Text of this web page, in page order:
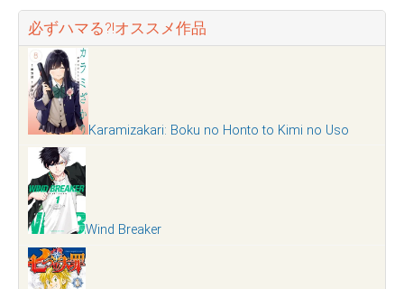
必ずハマる?!オススメ作品
Karamizakari: Boku no Honto to Kimi no Uso
Wind Breaker